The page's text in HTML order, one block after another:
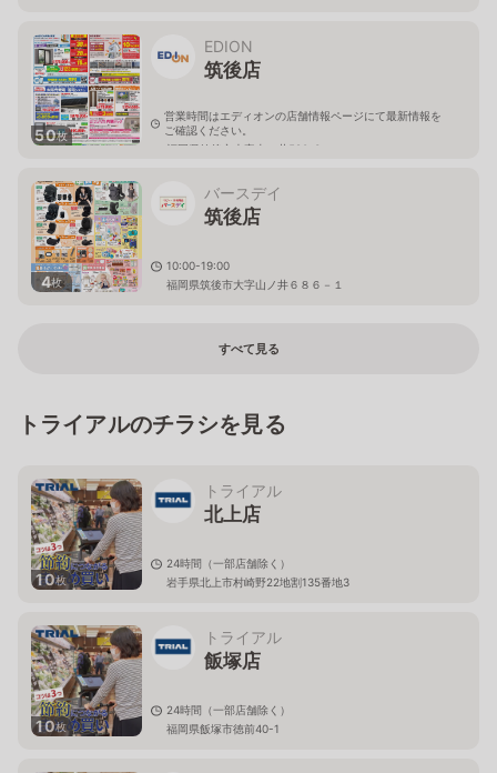
50枚
EDION
筑後店
営業時間はエディオンの店舗情報ページにて最新情報を
ご確認ください。
福岡県筑後市大字山ノ井580-3
4枚
バースデイ
筑後店
10:00-19:00
福岡県筑後市大字山ノ井６８６－１
すべて見る
トライアルのチラシを見る
10枚
トライアル
北上店
24時間（一部店舗除く）
岩手県北上市村崎野22地割135番地3
10枚
トライアル
飯塚店
24時間（一部店舗除く）
福岡県飯塚市徳前40-1